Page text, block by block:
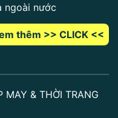
ngoài nước
thêm >> CLICK <<
MAY & THỜI TRANG